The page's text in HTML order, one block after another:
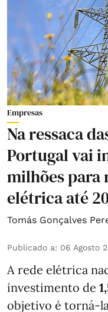
Empresas
Na ressaca
Portugal vai
milhões
elétrica até
Tomás Gonçalves
Publicado a: 06 Agosto
A rede elétrica
investimento de
objetivo é torná-